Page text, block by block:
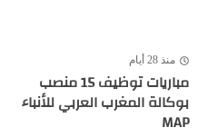
منذ 28 أيام
مباريات توظيف 15 منصب
بوكالة المغرب العربي للأنباء
MAP